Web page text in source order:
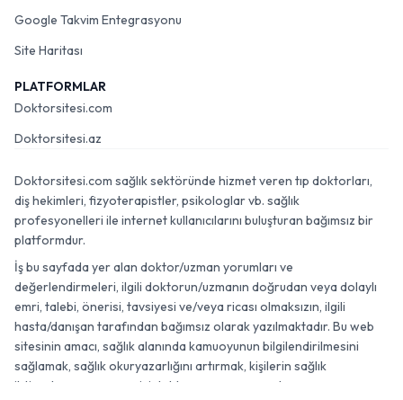
Google Takvim Entegrasyonu
Site Haritası
PLATFORMLAR
Doktorsitesi.com
Doktorsitesi.az
Doktorsitesi.com sağlık sektöründe hizmet veren tıp doktorları,
diş hekimleri, fizyoterapistler, psikologlar vb. sağlık
profesyonelleri ile internet kullanıcılarını buluşturan bağımsız bir
platformdur.
İş bu sayfada yer alan doktor/uzman yorumları ve
değerlendirmeleri, ilgili doktorun/uzmanın doğrudan veya dolaylı
emri, talebi, önerisi, tavsiyesi ve/veya ricası olmaksızın, ilgili
hasta/danışan tarafından bağımsız olarak yazılmaktadır. Bu web
sitesinin amacı, sağlık alanında kamuoyunun bilgilendirilmesini
sağlamak, sağlık okuryazarlığını artırmak, kişilerin sağlık
ihtiyaçlarına uygun en iyi doktor veya uzmana ulaşmasını